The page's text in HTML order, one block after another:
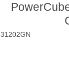
31202GN